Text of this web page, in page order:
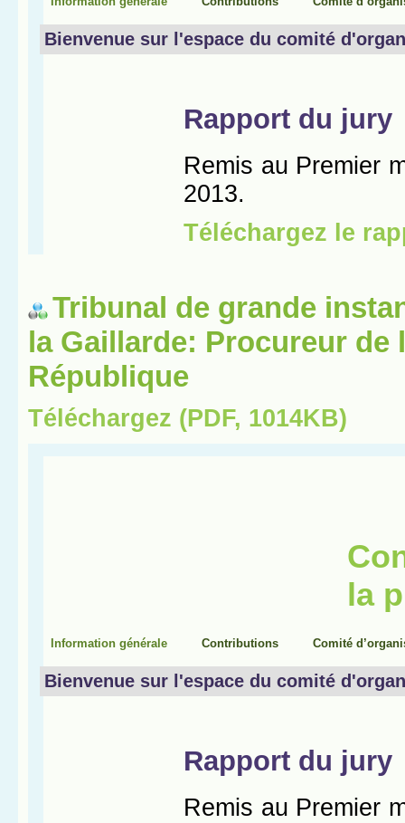
Tribunal de grande
la Gaillarde: Procureur de
République
Téléchargez (PDF, 1014KB)